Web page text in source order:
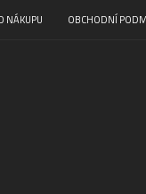
NÁKUPU OBCHODNÍ